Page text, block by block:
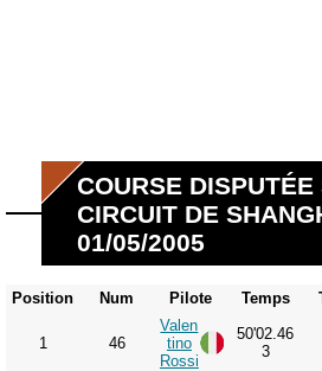
COURSE DISPUTÉE
CIRCUIT DE
01/05/2005
Position Num Pilote Temps
1 46
Valen
tino
Rossi
50'02.46
3